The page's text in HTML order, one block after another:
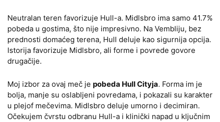
Neutralan teren favorizuje Hull-a. Midlsbro ima samo 41.7%
pobeda u gostima, što nije impresivno. Na Vembliju, bez
prednosti domaćeg terena, Hull deluje kao sigurnija opcija.
Istorija favorizuje Midlsbro, ali forme i povrede govore
drugačije.
Moj izbor za ovaj meč je pobeda Hull Cityja. Forma im je
bolja, manje su oslabljeni povredama, i pokazali su karakter
u plejof mečevima. Midlsbro deluje umorno i decimiran.
Očekujem čvrstu odbranu Hull-a i klinički napad u ključnim